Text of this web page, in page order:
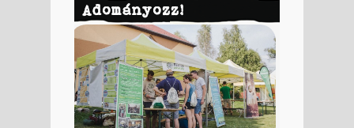
Adományozz!